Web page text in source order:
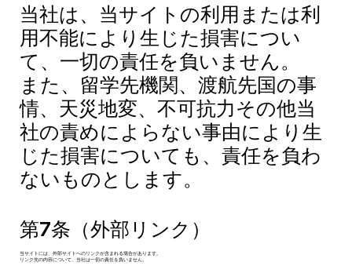
当社は、当サイトの利用または利
用不能により生じた損害につい
て、一切の責任を負いません。
また、留学先機関、渡航先国の事
情、天災地変、不可抗力その他当
社の責めによらない事由により生
じた損害についても、責任を負わ
ないものとします。
第7条（外部リンク）
当サイトには、外部サイトへのリンクが含まれる場合があります。
リンク先の内容について、当社は一切の責任を負いません。